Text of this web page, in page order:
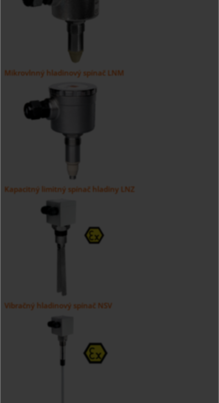
Mikrovlnný hladinový spínač LNM
Kapacitný limitný spínač hladiny LNZ
Vibračný hladinový spínač NSV